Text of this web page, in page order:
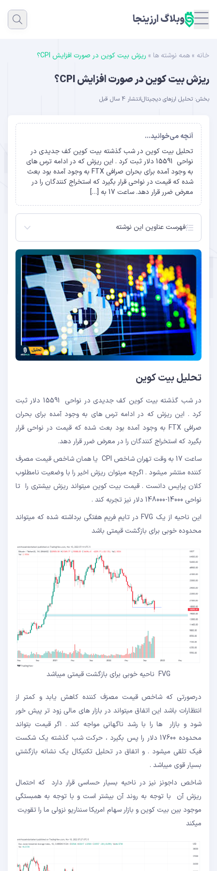
وبلاگ ارزینجا
خانه » همه نوشته ها » ریزش بیت کوین در صورت افزایش CPI؟
ریزش بیت کوین در صورت افزایش CPI؟
بخش: تحلیل ارزهای دیجیتالانتشار 4 سال قبل
آنچه می‌خوانید...
تحلیل بیت کوین در شب گذشته بیت کوین کف جدیدی در
نواحی 15591 دلار ثبت کرد . این ریزش که در ادامه ترس های
به وجود آمده برای بحران صرافی FTX به وجود آمده بود بعث
شده که قیمت در نواحی قرار بگیرد که استخراج کنندگان را در
معرض ضرر قرار دهد. ساعت 17 به […]
فهرست عناوین این نوشته
تحلیل بیت کوین
در شب گذشته بیت کوین کف جدیدی در نواحی 15591 دلار ثبت
کرد . این ریزش که در ادامه ترس های به وجود آمده برای بحران
صرافی FTX به وجود آمده بود بعث شده که قیمت در نواحی قرار
بگیرد که استخراج کنندگان را در معرض ضرر قرار دهد.
ساعت 17 به وقت تهران شاخص CPI یا همان شاخص قیمت مصرف
کننده منتشر میشود . اگرچه میتوان ریزش اخیر را با وضعیت نامطلوب
کلان پرایس دانست . قیمت بیت کوین میتواند ریزش بیشتری را تا
نواحی 14000-148000 دلار نیز تجربه کند .
این ناحیه از یک FVG در تایم فریم هفتگی برداشته شده که میتواند
محدوده خوبی برای بازگشت قیمتی باشد
FVG ناحیه خوبی برای بازگشت قیمتی میباشد
درصورتی که شاخص قیمت مصزف کننده کاهش یابد و کمتر از
انتظارات باشد این اتفاق میتواند در بازار های مالی زود تر پیش خور
شود و بازار ها را با رشد ناگهانی مواجه کند . اگر قیمت بتواند
محدوده 17600 دلار را پس بگیرد ، حرکت شب گذشته یک شکست
فیک تلقی میشود . و اتفاق در تحلیل تکنیکال یک نشانه بازگشتی
بسیار قوی میباشد .
شاخص داجونز نیز در ناحیه بسیار حساسی قرار دارد که احتمال
ریزش آن با توجه به روند آن بیشتر است و با توجه به همبستگی
موجود بین بیت کوین و بازار سهام امریکا سنناریو نزولی ما را تقویت
میکند